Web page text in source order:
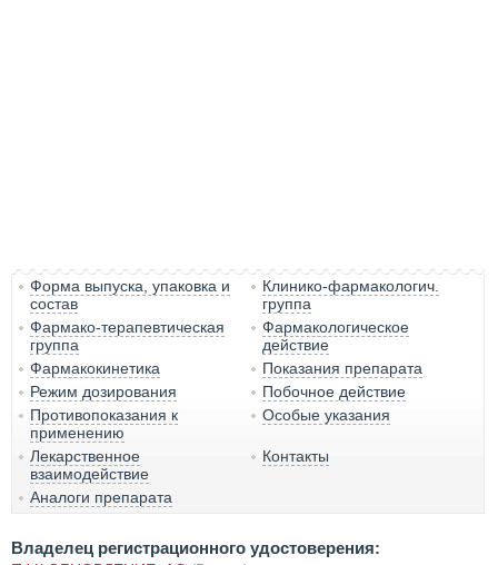
Форма выпуска, упаковка и
состав
Клинико-фармакологич.
группа
Фармако-терапевтическая
группа
Фармакологическое
действие
Фармакокинетика
Показания препарата
Режим дозирования
Побочное действие
Противопоказания к
применению
Особые указания
Лекарственное
взаимодействие
Контакты
Аналоги препарата
Владелец регистрационного удостоверения: